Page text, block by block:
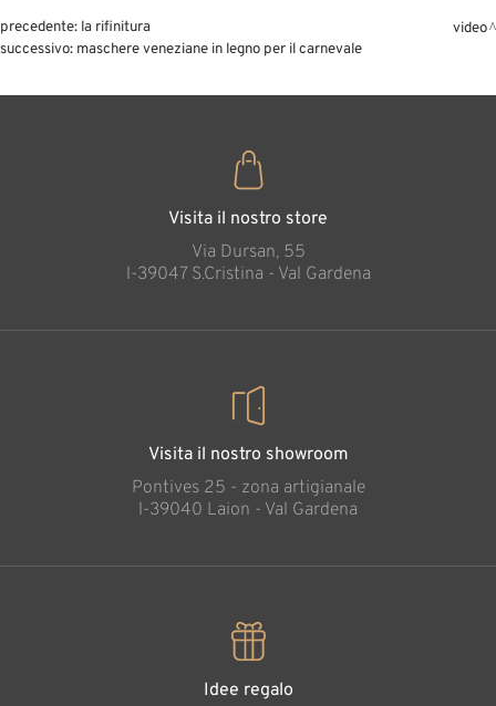
Le cose un po’ più fini. Magari gli occhi sono una cosa un
po’ più delicata. Ci sono anche le decorazioni, che sono
precedente: la rifinitura
successivo: maschere veneziane in legno per il carnevale
video
Visita il nostro store
Via Dursan, 55
l-39047 S.Cristina - Val Gardena
Visita il nostro showroom
Pontives 25 - zona artigianale
l-39040 Laion - Val Gardena
Idee regalo